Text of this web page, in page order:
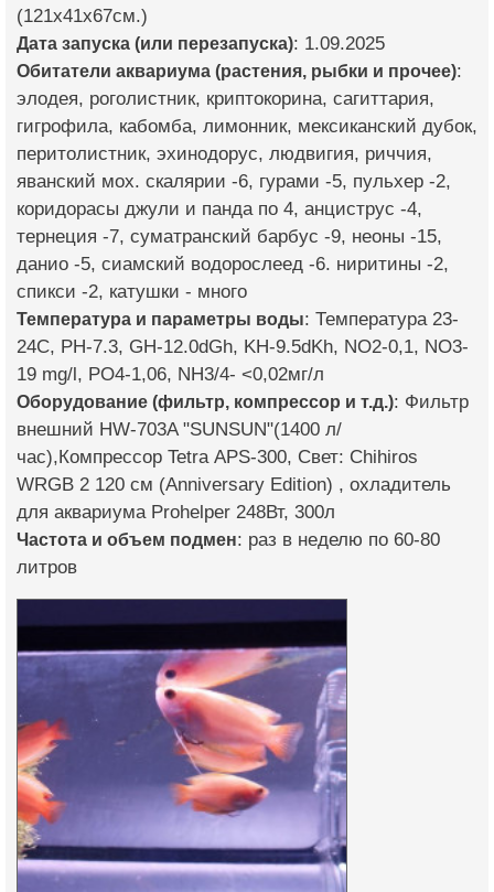
(121x41x67см.)
Дата запуска (или перезапуска): 1.09.2025
Обитатели аквариума (растения, рыбки и прочее):
элодея, роголистник, криптокорина, сагиттария,
гигрофила, кабомба, лимонник, мексиканский дубок,
перитолистник, эхинодорус, людвигия, риччия,
яванский мох. скалярии -6, гурами -5, пульхер -2,
коридорасы джули и панда по 4, анциструс -4,
тернеция -7, суматранский барбус -9, неоны -15,
данио -5, сиамский водорослеед -6. ниритины -2,
спикси -2, катушки - много
Температура и параметры воды: Температура 23-
24С, PН-7.3, GH-12.0dGh, KH-9.5dKh, NO2-0,1, NO3-
19 mg/l, PO4-1,06, NH3/4- <0,02мг/л
Оборудование (фильтр, компрессор и т.д.): Фильтр
внешний HW-703A "SUNSUN"(1400 л/
час),Компрессор Tetra АРS-300, Свет: Chihiros
WRGB 2 120 см (Anniversary Edition) , охладитель
для аквариума Prohelper 248Вт, 300л
Частота и объем подмен: раз в неделю по 60-80
литров